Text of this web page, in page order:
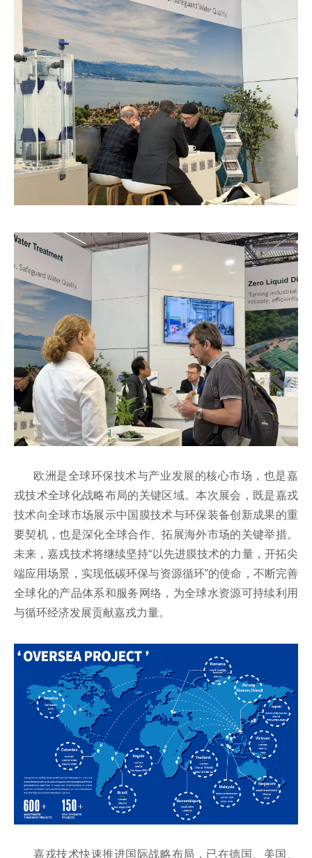
欧洲是全球环保技术与产业发展的核心市场，也是嘉
戎技术全球化战略布局的关键区域。本次展会，既是嘉戎
技术向全球市场展示中国膜技术与环保装备创新成果的重
要契机，也是深化全球合作、拓展海外市场的关键举措。
未来，嘉戎技术将继续坚持“以先进膜技术的力量，开拓尖
端应用场景，实现低碳环保与资源循环”的使命，不断完善
全球化的产品体系和服务网络，为全球水资源可持续利用
与循环经济发展贡献嘉戎力量。
嘉戎技术快速推进国际战略布局，已在德国、美国、